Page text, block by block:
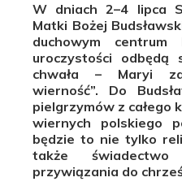
W dniach 2–4 lipca
Matki Bożej
duchowym centrum
uroczystości odbędą
chwała – Maryi
wierność”. Do
pielgrzymów z całego
wiernych polskiego
będzie to nie tylko
także
przywiązania do